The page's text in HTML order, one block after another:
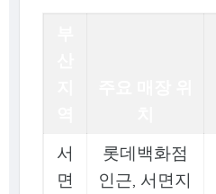
서
면
롯데백화점
인근, 서면지